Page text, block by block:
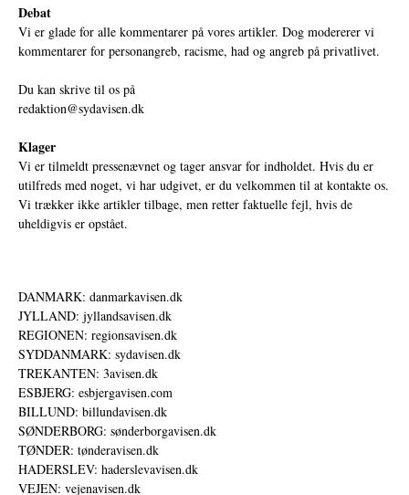
Debat
Vi er glade for alle kommentarer på vores artikler. Dog modererer vi
kommentarer for personangreb, racisme, had og angreb på privatlivet.
Du kan skrive til os på
redaktion@sydavisen.dk
Klager
Vi er tilmeldt pressenævnet og tager ansvar for indholdet. Hvis du er
utilfreds med noget, vi har udgivet, er du velkommen til at kontakte os.
Vi trækker ikke artikler tilbage, men retter faktuelle fejl, hvis de
uheldigvis er opstået.
DANMARK: danmarkavisen.dk
JYLLAND: jyllandsavisen.dk
REGIONEN: regionsavisen.dk
SYDDANMARK: sydavisen.dk
TREKANTEN: 3avisen.dk
ESBJERG: esbjergavisen.com
BILLUND: billundavisen.dk
SØNDERBORG: sønderborgavisen.dk
TØNDER: tønderavisen.dk
HADERSLEV: haderslevavisen.dk
VEJEN: vejenavisen.dk